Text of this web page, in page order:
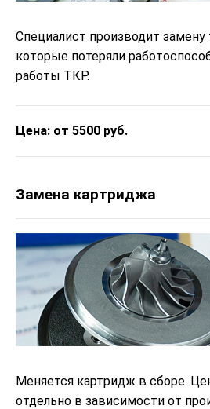
Специалист производит замену
которые потеряли
работы ТКР.
Цена: от 5500 руб.
Замена картриджа
Меняется картридж в сборе.
отдельно в зависимости от